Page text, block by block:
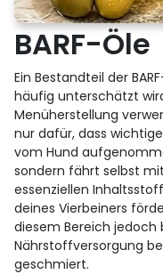
BARF-Öle
Ein Bestandteil der
häufig unterschätzt
Menüherstellung
nur dafür, dass
vom Hund
sondern fährt selbst
essenziellen
deines Vierbeiners
diesem Bereich
Nährstoffversorgung
geschmiert.